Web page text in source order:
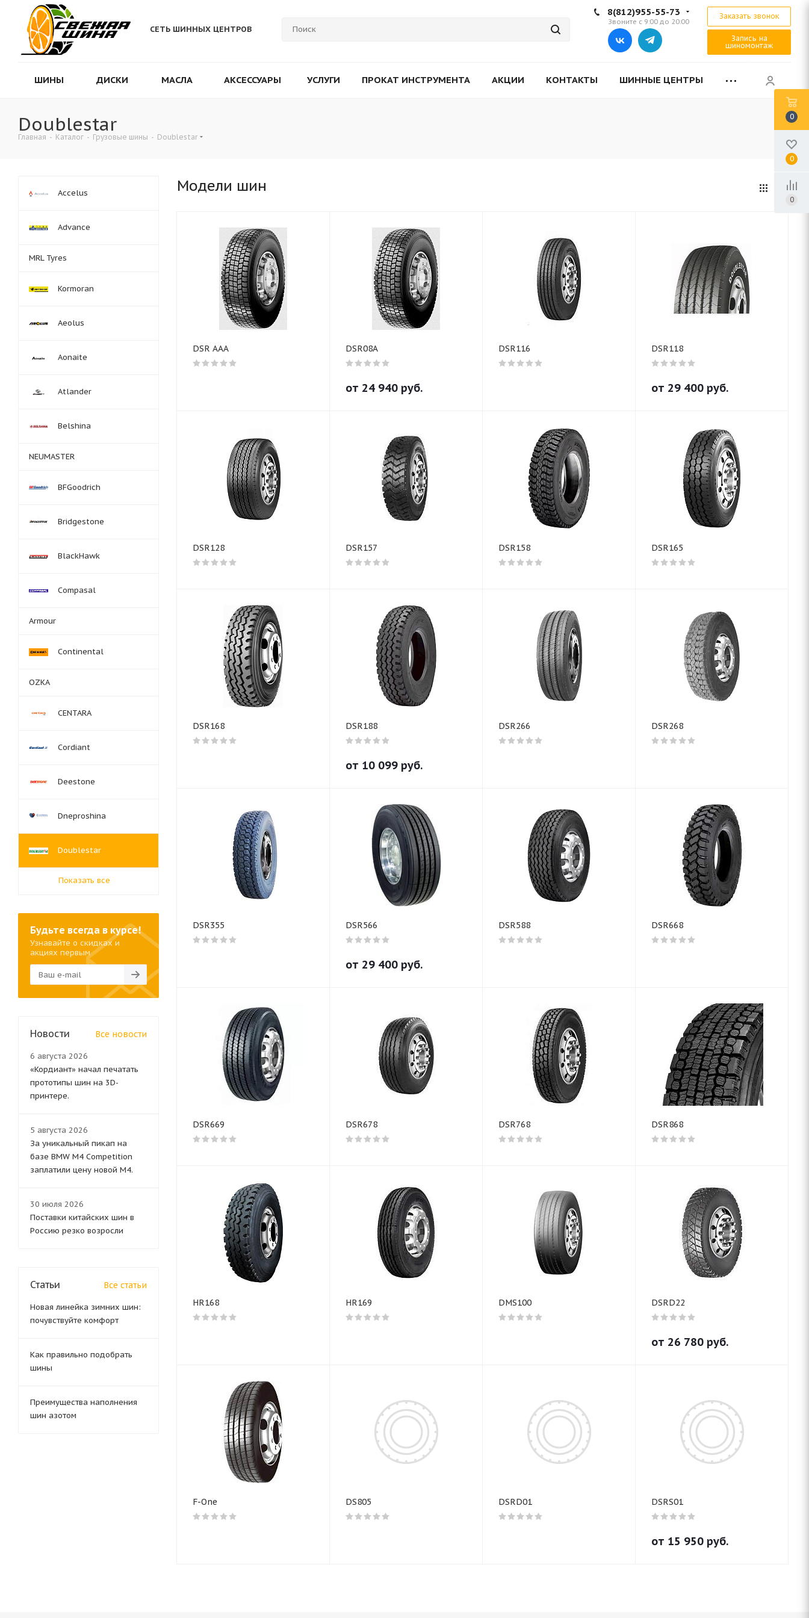
СЕТЬ ШИННЫХ ЦЕНТРОВ
8(812)955-55-73
Звоните с 9:00 до 20:00
Заказать звонок
Запись на
шиномонтаж
ШИНЫ ДИСКИ МАСЛА АКСЕССУАРЫ УСЛУГИ ПРОКАТ ИНСТРУМЕНТА АКЦИИ КОНТАКТЫ ШИННЫЕ ЦЕНТРЫ
Doublestar
Главная - Каталог - Грузовые шины - Doublestar
Модели шин
DSR AAA DSR08A
от 24 940 руб.
DSR116 DSR118
от 29 400 руб.
DSR128 DSR157 DSR158 DSR165
DSR168 DSR188
от 10 099 руб.
DSR266 DSR268
DSR355 DSR566
от 29 400 руб.
DSR588 DSR668
DSR669 DSR678 DSR768 DSR868
HR168 HR169 DMS100 DSRD22
от 26 780 руб.
F-One DS805 DSRD01 DSRS01
от 15 950 руб.
Accelus
Advance
MRL Tyres
Kormoran
Aeolus
Aonaite
Atlander
Belshina
NEUMASTER
BFGoodrich
Bridgestone
BlackHawk
Compasal
Armour
Continental
OZKA
CENTARA
Cordiant
Deestone
Dneproshina
Doublestar
Показать все
Будьте всегда в курсе!
Узнавайте о скидках и
акциях первым
Новости Все новости
6 августа 2026
«Кордиант» начал печатать
прототипы шин на 3D-
принтере.
5 августа 2026
За уникальный пикап на
базе BMW M4 Competition
заплатили цену новой M4.
30 июля 2026
Поставки китайских шин в
Россию резко возросли
Статьи Все статьи
Новая линейка зимних шин:
почувствуйте комфорт
Как правильно подобрать
шины
Преимущества наполнения
шин азотом
0
0
0